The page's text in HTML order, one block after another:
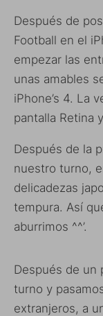
Después de
Football en el
empezar las
unas amables
iPhone’s 4. La
pantalla Retina
Después de la
nuestro turno,
delicadezas
tempura. Así
aburrimos ^^’.
Después de un
turno y
extranjeros, a